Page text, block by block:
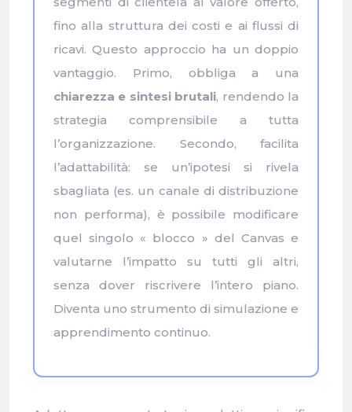
fino alla struttura dei costi e ai flussi di
ricavi. Questo approccio ha un doppio
vantaggio. Primo, obbliga a una
chiarezza e sintesi brutali, rendendo la
strategia comprensibile a tutta
l’organizzazione. Secondo, facilita
l’adattabilità: se un’ipotesi si rivela
sbagliata (es. un canale di distribuzione
non performa), è possibile modificare
quel singolo « blocco » del Canvas e
valutarne l’impatto su tutti gli altri,
senza dover riscrivere l’intero piano.
Diventa uno strumento di simulazione e
apprendimento continuo.